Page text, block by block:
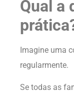
Qual a
Imagine uma
regularmente.
Se todas as